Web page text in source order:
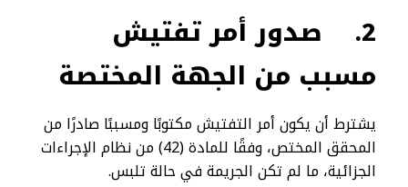
2.
صدور أمر تفتيش
مسبب من الجهة المختصة
يشترط أن يكون أمر التفتيش مكتوبًا ومسببًا صادرًا من
المحقق المختص، وفقًا للمادة (42) من نظام الإجراءات
الجزائية، ما لم تكن الجريمة في حالة تلبس.